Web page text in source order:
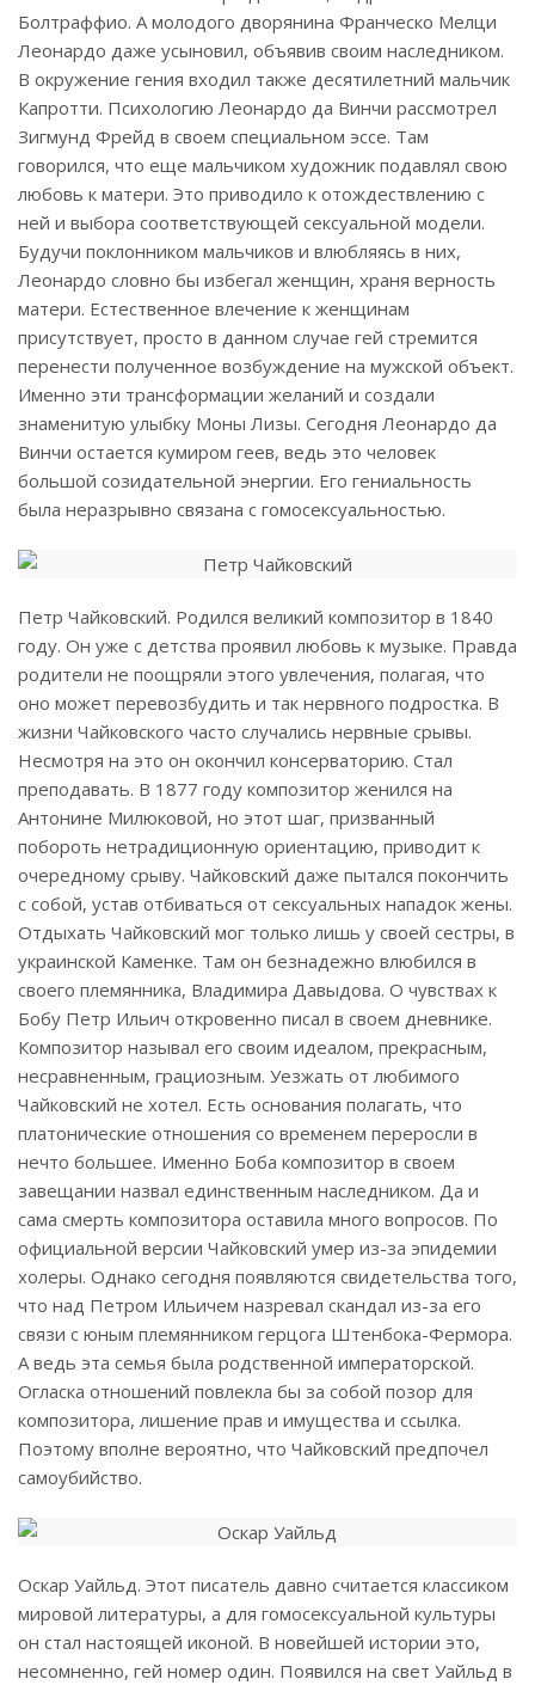
Болтраффио. А молодого дворянина Франческо Мелци
Леонардо даже усыновил, объявив своим наследником.
В окружение гения входил также десятилетний мальчик
Капротти. Психологию Леонардо да Винчи рассмотрел
Зигмунд Фрейд в своем специальном эссе. Там
говорился, что еще мальчиком художник подавлял свою
любовь к матери. Это приводило к отождествлению с
ней и выбора соответствующей сексуальной модели.
Будучи поклонником мальчиков и влюбляясь в них,
Леонардо словно бы избегал женщин, храня верность
матери. Естественное влечение к женщинам
присутствует, просто в данном случае гей стремится
перенести полученное возбуждение на мужской объект.
Именно эти трансформации желаний и создали
знаменитую улыбку Моны Лизы. Сегодня Леонардо да
Винчи остается кумиром геев, ведь это человек
большой созидательной энергии. Его гениальность
была неразрывно связана с гомосексуальностью.
Петр Чайковский. Родился великий композитор в 1840
году. Он уже с детства проявил любовь к музыке. Правда
родители не поощряли этого увлечения, полагая, что
оно может перевозбудить и так нервного подростка. В
жизни Чайковского часто случались нервные срывы.
Несмотря на это он окончил консерваторию. Стал
преподавать. В 1877 году композитор женился на
Антонине Милюковой, но этот шаг, призванный
побороть нетрадиционную ориентацию, приводит к
очередному срыву. Чайковский даже пытался покончить
с собой, устав отбиваться от сексуальных нападок жены.
Отдыхать Чайковский мог только лишь у своей сестры, в
украинской Каменке. Там он безнадежно влюбился в
своего племянника, Владимира Давыдова. О чувствах к
Бобу Петр Ильич откровенно писал в своем дневнике.
Композитор называл его своим идеалом, прекрасным,
несравненным, грациозным. Уезжать от любимого
Чайковский не хотел. Есть основания полагать, что
платонические отношения со временем переросли в
нечто большее. Именно Боба композитор в своем
завещании назвал единственным наследником. Да и
сама смерть композитора оставила много вопросов. По
официальной версии Чайковский умер из-за эпидемии
холеры. Однако сегодня появляются свидетельства того,
что над Петром Ильичем назревал скандал из-за его
связи с юным племянником герцога Штенбока-Фермора.
А ведь эта семья была родственной императорской.
Огласка отношений повлекла бы за собой позор для
композитора, лишение прав и имущества и ссылка.
Поэтому вполне вероятно, что Чайковский предпочел
самоубийство.
Оскар Уайльд. Этот писатель давно считается классиком
мировой литературы, а для гомосексуальной культуры
он стал настоящей иконой. В новейшей истории это,
несомненно, гей номер один. Появился на свет Уайльд в